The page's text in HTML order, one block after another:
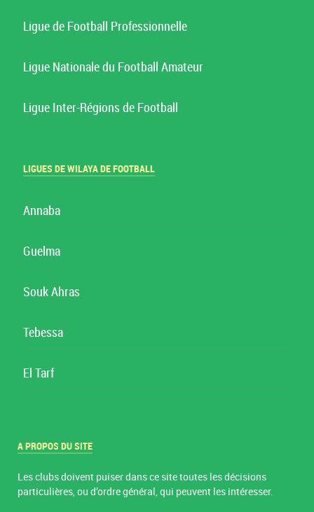
Ligue de Football Professionnelle
Ligue Nationale du Football Amateur
Ligue Inter-Régions de Football
LIGUES DE WILAYA DE FOOTBALL
Annaba
Guelma
Souk Ahras
Tebessa
El Tarf
A PROPOS DU SITE
Les clubs doivent puiser dans ce site toutes les décisions
particulières, ou d’ordre général, qui peuvent les intéresser.